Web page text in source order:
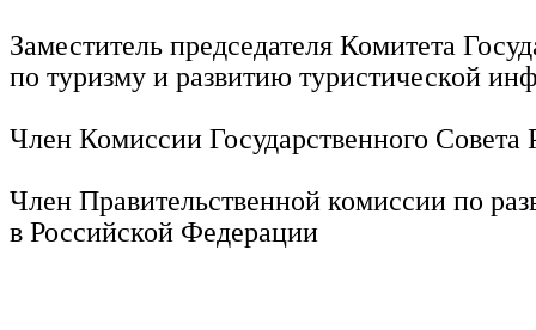
Заместитель председателя Комитета
по туризму и развитию туристической
Член Комиссии Государственного
Член Правительственной комиссии по
в Российской Федерации